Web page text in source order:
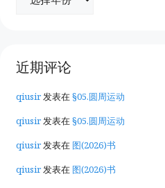
近期评论
qiusir发表在§05.圆周运动
qiusir发表在§05.圆周运动
qiusir发表在 图(2026)书
qiusir发表在 图(2026)书